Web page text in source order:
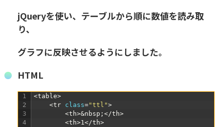
jQueryを使い、テーブルから順に数値を読み取
り、
グラフに反映させるようにしました。
HTML
1
2
3
4
<table>
<tr class="ttl">
<th>&nbsp; </th>
<th>1</th>